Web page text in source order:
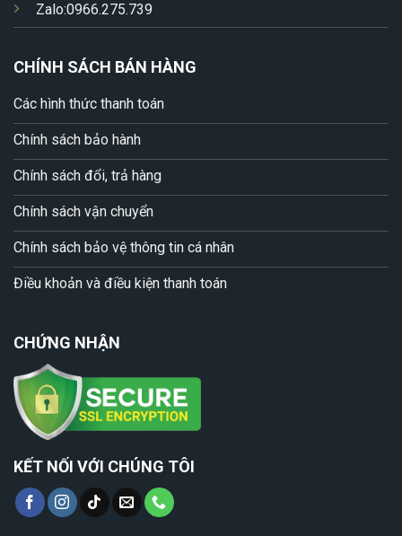
Zalo:0966.275.739
CHÍNH SÁCH BÁN HÀNG
Các hình thức thanh toán
Chính sách bảo hành
Chính sách đổi, trả hàng
Chính sách vận chuyển
Chính sách bảo vệ thông tin cá nhân
Điều khoản và điều kiện thanh toán
CHỨNG NHẬN
KẾT NỐI VỚI CHÚNG TÔI